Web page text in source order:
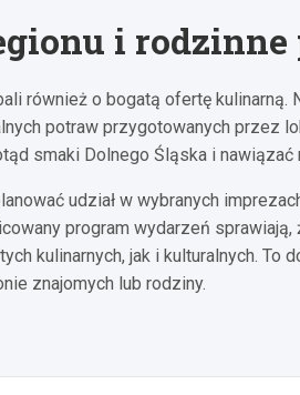
i
również o bogatą ofertę
potraw przygotowanych przez
smaki Dolnego Śląska i
udział w wybranych
program wydarzeń
kulinarnych, jak i kulturalnych. To
znajomych lub rodziny.